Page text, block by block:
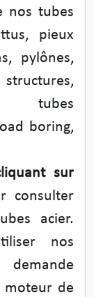
nos tubes
pieux
pylônes,
tubes
boring,
sur
consulter
acier.
nos
moteur de